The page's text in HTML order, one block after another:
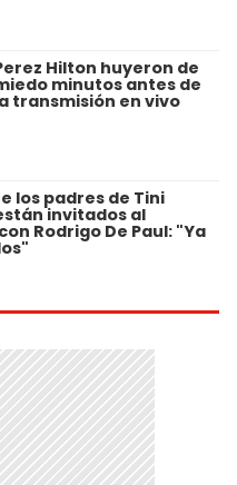
Hilton huyeron de
minutos antes de
transmisión en vivo
los padres de Tini
invitados al
Rodrigo De Paul: "Ya